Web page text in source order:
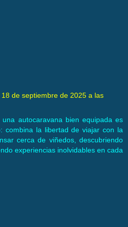
18 de septiembre de 2025 a las
autocaravana bien equipada es
combina la libertad de viajar con la
cerca de viñedos, descubriendo
experiencias inolvidables en cada